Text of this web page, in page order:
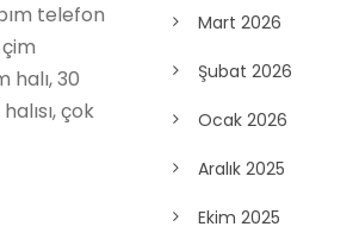
telefon
halı, 30
çok
Mart 2026
Şubat 2026
Ocak 2026
Aralık 2025
Ekim 2025